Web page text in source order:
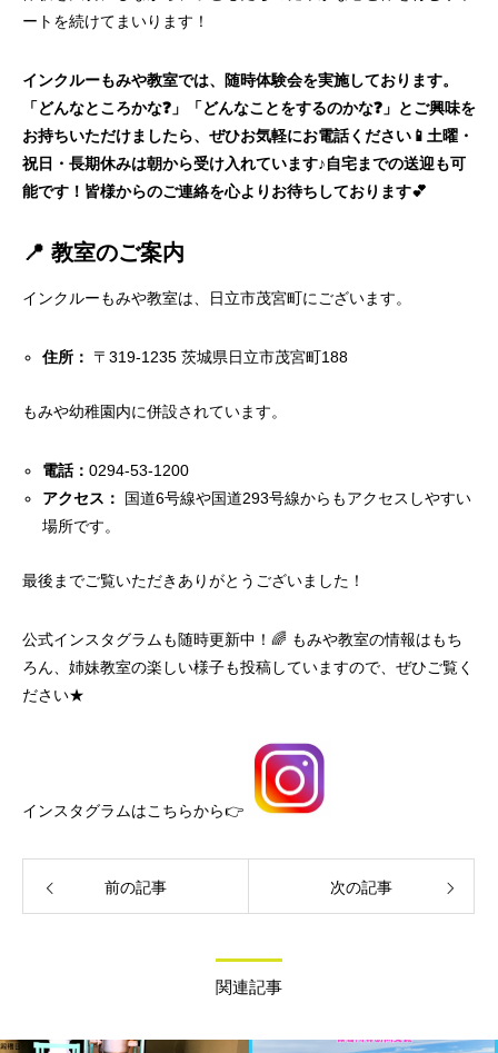
ートを続けてまいります！
インクルーもみや教室では、随時体験会を実施しております。
「どんなところかな❓」「どんなことをするのかな❓」とご興味を
お持ちいただけましたら、ぜひお気軽にお電話ください📱土曜・
祝日・長期休みは朝から受け入れています♪自宅までの送迎も可
能です！皆様からのご連絡を心よりお待ちしております💕
📍 教室のご案内
インクルーもみや教室は、日立市茂宮町にございます。
住所： 〒319-1235 茨城県日立市茂宮町188
もみや幼稚園内に併設されています。
電話：0294‐53‐1200
アクセス：
国道6号線や国道293号線からもアクセスしやすい
場所です。
最後までご覧いただきありがとうございました！
公式インスタグラムも随時更新中！🌈 もみや教室の情報はもち
ろん、姉妹教室の楽しい様子も投稿していますので、ぜひご覧く
ださい★
インスタグラムはこちらから👉
前の記事 次の記事
関連記事